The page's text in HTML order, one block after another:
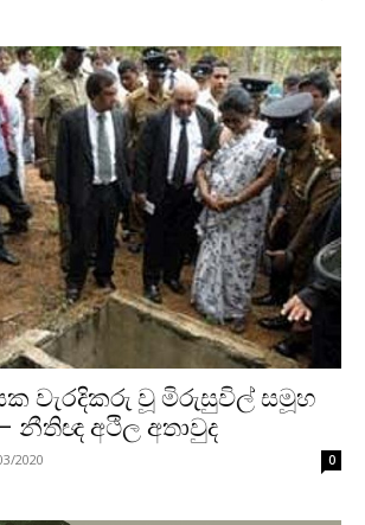
වැරදිකරු වූ මිරුසුවිල් සමූහ
නීතිඥ අථිල අතාවුද
2020 0